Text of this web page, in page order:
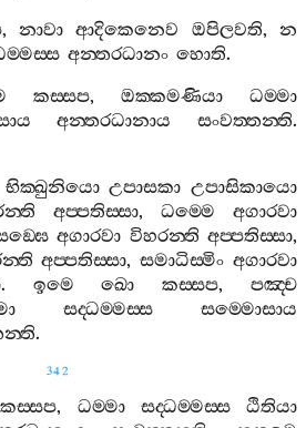
,නාවා ආදිකෙනෙව ඔපිලවති,න
අන‍්තරධානං හොති.
කස‍්සප, ඔක‍්කමණියා
ධම‍්මා
අන‍්තරධානාය සංවත‍්තන‍්ති.
භික‍්ඛුනියො උපාසකා උපාසිකායො
අප‍්පතිස‍්සා, ධම‍්මෙ
අගාරවා
අගාරවා විහරන‍්ති අප‍්පතිස‍්සා,
අප‍්පතිස‍්සා,සමාධිස‍්මිං අගාරවා
. ඉමෙ ඛො කස‍්සප,පඤ‍්ච
සද‍්ධම‍්මස‍්ස
සම‍්මොසාය
.
342
කස‍්සප, ධම‍්මා සද‍්ධම‍්මස‍්ස
ඨිතියා